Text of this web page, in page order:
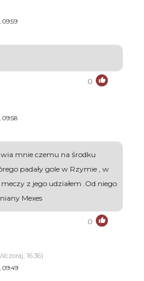
09:59
0
09:58
mnie czemu na środku
padały gole w Rzymie , w
z jego udziałem .Od niego
Mexes
0
16:36)
09:49